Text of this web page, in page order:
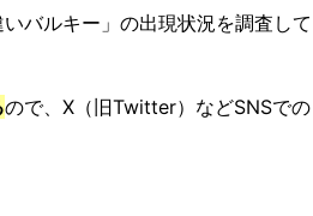
バルキー」の出現状況を調査して
ので、X（旧Twitter）などSNSでの